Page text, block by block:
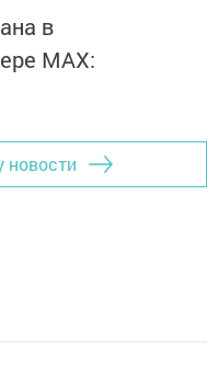
в
MАХ:
новости